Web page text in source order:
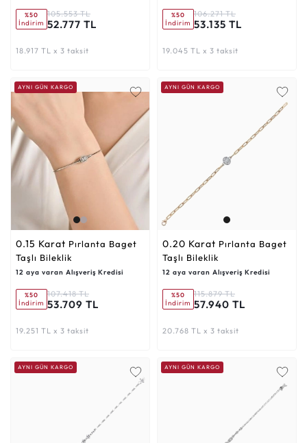
%50
İndirim
105.553 TL
52.777 TL
18.917 TL x 3 taksit
%50
İndirim
106.271 TL
53.135 TL
19.045 TL x 3 taksit
AYNI GÜN KARGO
0.15 Karat
Taşlı Bileklik
12 aya varan Alışveriş Kredisi
%50
İndirim
107.418 TL
53.709 TL
19.251 TL x 3 taksit
AYNI GÜN KARGO
0.20 Karat
Taşlı Bileklik
12 aya varan Alışveriş Kredisi
%50
İndirim
115.879 TL
57.940 TL
20.768 TL x 3 taksit
AYNI GÜN KARGO AYNI GÜN KARGO